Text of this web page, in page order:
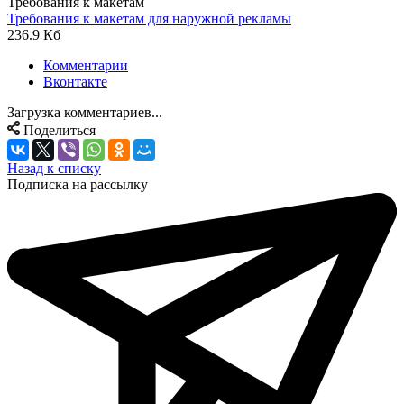
Требования к макетам для наружной рекламы
236.9 Кб
Комментарии
Вконтакте
Загрузка комментариев...
Поделиться
Назад к списку
Подписка на рассылку